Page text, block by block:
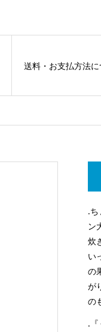
送料・お支払方法
.
ン
炊
い
の
が
の
.『